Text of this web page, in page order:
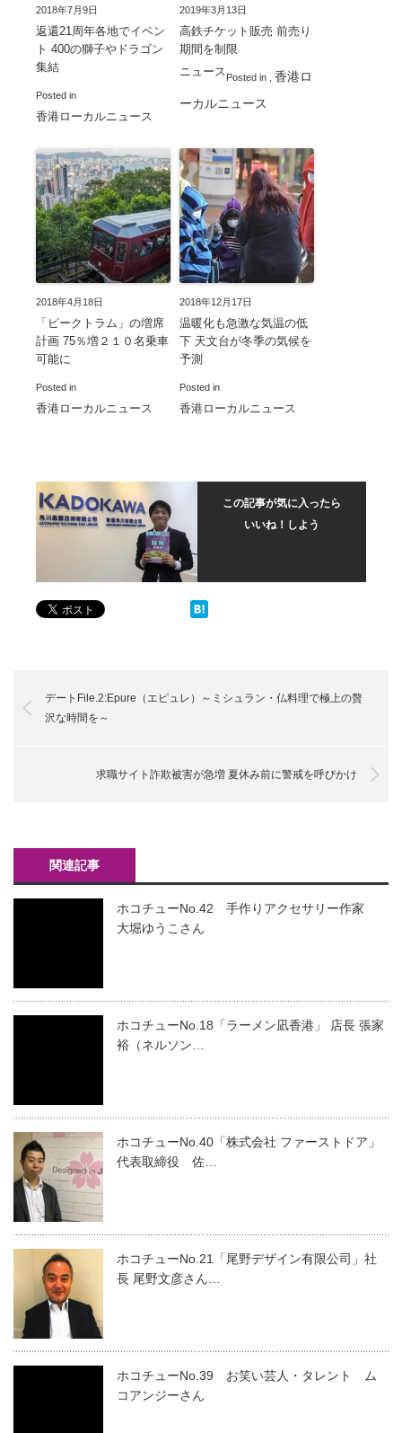
2018年7月9日
返還21周年各地でイベン
ト 400の獅子やドラゴン
集結
Posted in
香港ローカルニュース
2019年3月13日
高鉄チケット販売 前売り
期間を制限
Posted in
ニュース
香港ロ
ーカルニュース
2018年4月18日
「ピークトラム」の増席
計画 75％増２１０名乗車
可能に
Posted in
香港ローカルニュース
2018年12月17日
温暖化も急激な気温の低
下 天文台が冬季の気候を
予測
Posted in
香港ローカルニュース
この記事が気に入ったら
いいね！しよう
デートFile.2:Epure（エピュレ）～ミシュラン・仏料理で極上の贅
沢な時間を～
求職サイト詐欺被害が急増 夏休み前に警戒を呼びかけ
関連記事
ホコチューNo.42 手作りアクセサリー作家
大堀ゆうこさん
ホコチューNo.18「ラーメン凪香港」 店長 張家
裕（ネルソン…
ホコチューNo.40「株式会社 ファーストドア」
代表取締役 佐…
ホコチューNo.21「尾野デザイン有限公司」社
長 尾野文彦さん…
ホコチューNo.39 お笑い芸人・タレント ム
コアンジーさん